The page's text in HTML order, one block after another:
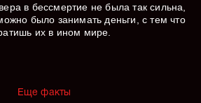
в бессмертие не была так сильна,
было занимать деньги, с тем что
их в ином мире.
Еще факты